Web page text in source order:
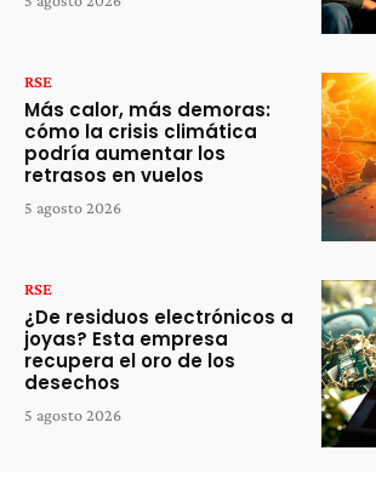
RSE
Más calor, más demoras:
cómo la crisis climática
podría aumentar los
retrasos en vuelos
5 agosto 2026
RSE
¿De residuos electrónicos a
joyas? Esta empresa
recupera el oro de los
desechos
5 agosto 2026